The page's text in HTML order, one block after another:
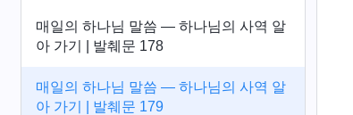
매일의 하나님 말씀 ― 하나님의 사역 알
아 가기 | 발췌문 178
매일의 하나님 말씀 ― 하나님의 사역 알
아 가기 | 발췌문 179